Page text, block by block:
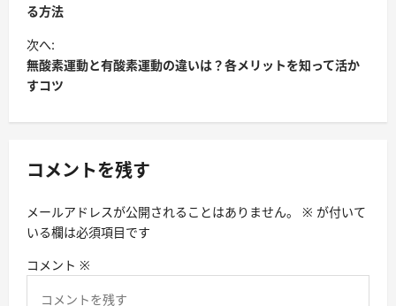
ト
ナ
ビ
ゲ
ー
ョ
ン
る方法
次へ:
無酸素運動と有酸素運動の違いは？各メリットを知って活か
すコツ
コメントを残す
メールアドレスが公開されることはありません。 ※ が付いて
いる欄は必須項目です
コメント ※